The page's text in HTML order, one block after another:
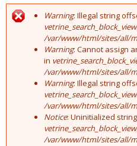
Error
Warning: Illegal string
/var/www/html/sites/all/
Warning: Cannot assign
in
/var/www/html/sites/all/
Warning: Illegal string
/var/www/html/sites/all/
Notice: Uninitialized
/var/www/html/sites/all/